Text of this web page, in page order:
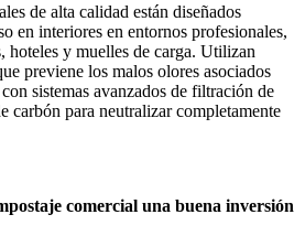
de alta calidad están diseñados
en interiores en entornos profesionales,
hoteles y muelles de carga. Utilizan
previene los malos olores asociados
sistemas avanzados de filtración de
carbón para neutralizar completamente
comercial una buena inversión